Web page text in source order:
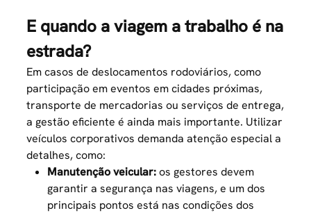
E quando a viagem a trabalho é na
estrada?
Em casos de deslocamentos rodoviários, como
participação em eventos em cidades próximas,
transporte de mercadorias ou serviços de entrega,
a gestão eficiente é ainda mais importante. Utilizar
veículos corporativos demanda atenção especial a
detalhes, como:
Manutenção veicular:os gestores devem
garantir a segurança nas viagens, e um dos
principais pontos está nas condições dos